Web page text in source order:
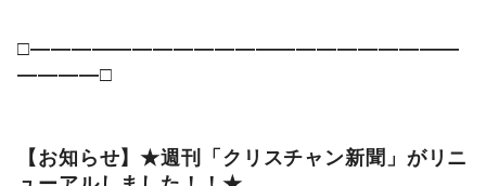
□―――――――――――――――――――――
――――□
【お知らせ】★週刊「クリスチャン新聞」がリニ